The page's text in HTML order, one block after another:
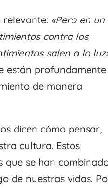
«Pero en un
contra los
salen a la
están profundamente
de manera
dicen cómo pensar,
cultura. Estos
que se han
de nuestras vidas.